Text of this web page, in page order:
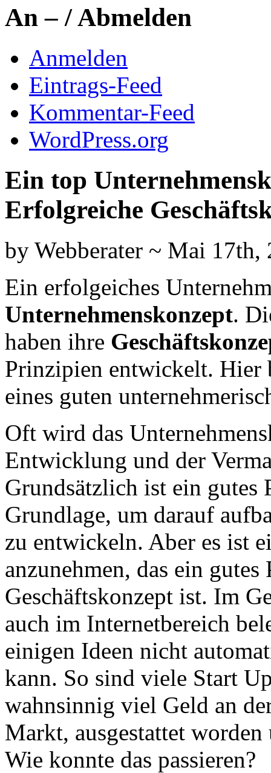
An – / Abmelden
Anmelden
Eintrags-Feed
Kommentar-Feed
WordPress.org
Ein top
Erfolgreiche
by Webberater ~ Mai 17th,
Ein erfolgeiches
Unternehmenskonzept.
haben ihre
Prinzipien entwickelt. Hier
eines guten
Oft wird das
Entwicklung und der
Grundsätzlich ist ein
Grundlage, um darauf
zu entwickeln. Aber es ist
anzunehmen, das ein
Geschäftskonzept ist. Im
auch im Internetbereich
einigen Ideen nicht
kann. So sind viele Start
wahnsinnig viel Geld an
Markt, ausgestattet
Wie konnte das passieren?